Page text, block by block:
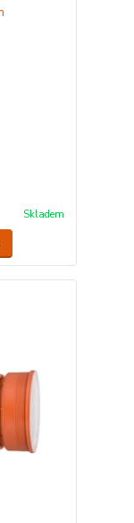
Skladem